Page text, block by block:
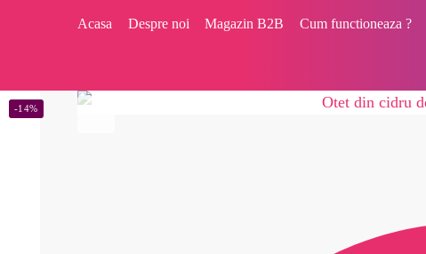
Acasa Despre noi Magazin B2B Cum functioneaza ?
-14%